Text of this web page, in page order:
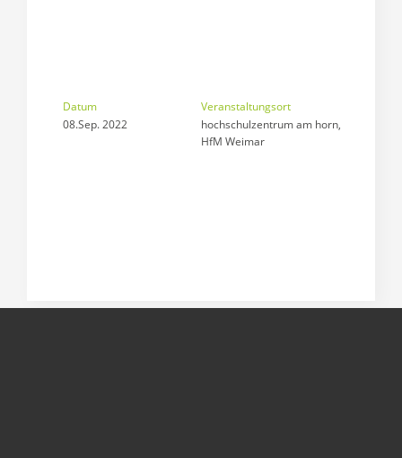
Datum
08.Sep. 2022
Veranstaltungsort
hochschulzentrum am horn,
HfM Weimar